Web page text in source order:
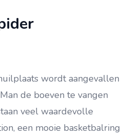
wordt aangevallen
de boeven te vangen
veel waardevolle
een mooie basketbalring